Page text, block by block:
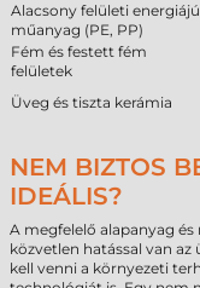
Alacsony felületi energiájú
műanyag (PE, PP)
Fém és festett fém
felületek
Üveg és tiszta kerámia
NEM BIZTOS
IDEÁLIS?
A megfelelő alapanyag
közvetlen hatással van
kell venni a környezeti